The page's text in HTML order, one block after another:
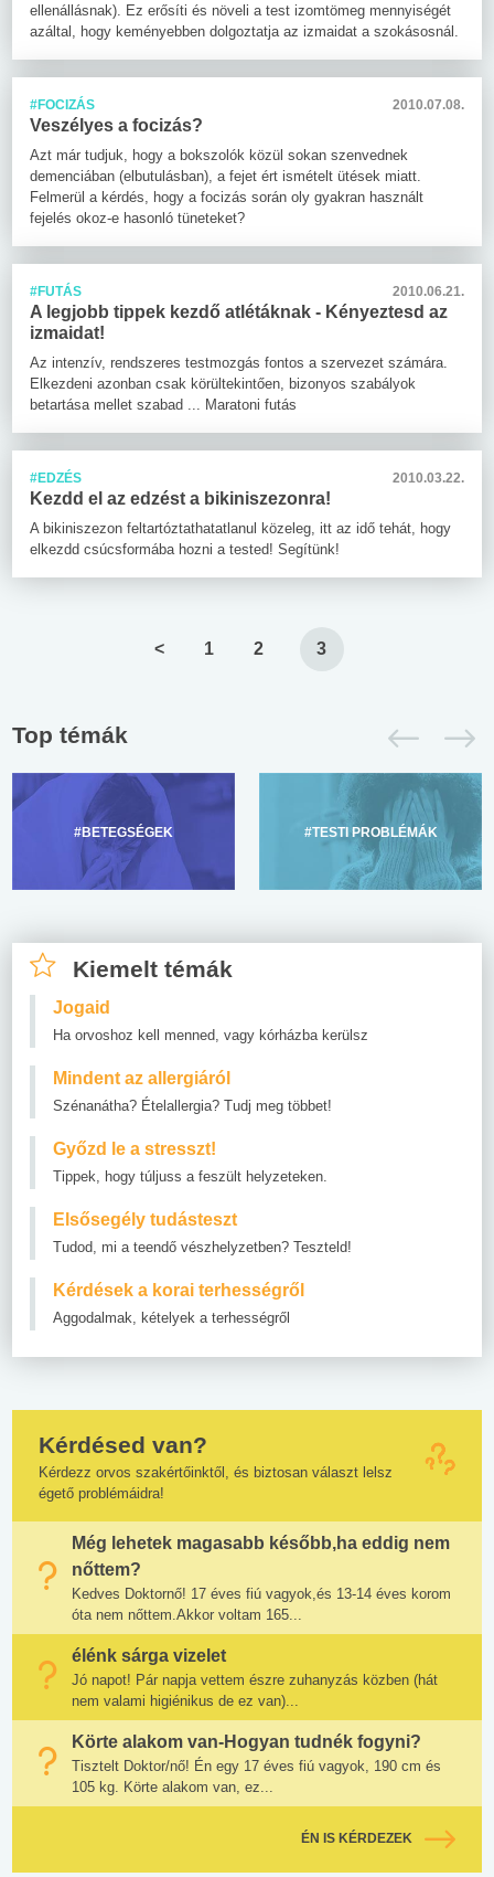
ellenállásnak). Ez erősíti és növeli a test izomtömeg mennyiségét
azáltal, hogy keményebben dolgoztatja az izmaidat a szokásosnál.
#FOCIZÁS 2010.07.08.
Veszélyes a focizás?
Azt már tudjuk, hogy a bokszolók közül sokan szenvednek
demenciában (elbutulásban), a fejet ért ismételt ütések miatt.
Felmerül a kérdés, hogy a focizás során oly gyakran használt
fejelés okoz-e hasonló tüneteket?
#FUTÁS 2010.06.21.
A legjobb tippek kezdő atlétáknak - Kényeztesd az
izmaidat!
Az intenzív, rendszeres testmozgás fontos a szervezet számára.
Elkezdeni azonban csak körültekintően, bizonyos szabályok
betartása mellet szabad ... Maratoni futás
#EDZÉS 2010.03.22.
Kezdd el az edzést a bikiniszezonra!
A bikiniszezon feltartóztathatatlanul közeleg, itt az idő tehát, hogy
elkezdd csúcsformába hozni a tested! Segítünk!
< 1 2 3
Top témák
#BETEGSÉGEK #TESTI PROBLÉMÁK
Kiemelt témák
Jogaid
Ha orvoshoz kell menned, vagy kórházba kerülsz
Mindent az allergiáról
Szénanátha? Ételallergia? Tudj meg többet!
Győzd le a stresszt!
Tippek, hogy túljuss a feszült helyzeteken.
Elsősegély tudásteszt
Tudod, mi a teendő vészhelyzetben? Teszteld!
Kérdések a korai terhességről
Aggodalmak, kételyek a terhességről
Kérdésed van?
Kérdezz orvos szakértőinktől, és biztosan választ lelsz
égető problémáidra!
Még lehetek magasabb később,ha eddig nem
nőttem?
Kedves Doktornő! 17 éves fiú vagyok,és 13-14 éves korom
óta nem nőttem.Akkor voltam 165...
élénk sárga vizelet
Jó napot! Pár napja vettem észre zuhanyzás közben (hát
nem valami higiénikus de ez van)...
Körte alakom van-Hogyan tudnék fogyni?
Tisztelt Doktor/nő! Én egy 17 éves fiú vagyok, 190 cm és
105 kg. Körte alakom van, ez...
ÉN IS KÉRDEZEK